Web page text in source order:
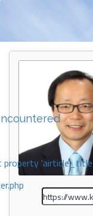
property